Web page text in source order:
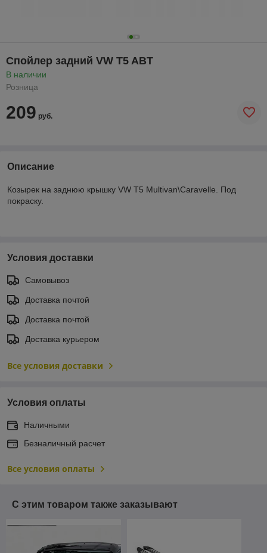
Спойлер задний VW T5 ABT
В наличии
Розница
209 руб.
Описание
Козырек на заднюю крышку VW T5 Multivan\Caravelle. Под
покраску.
Условия доставки
Самовывоз
Доставка почтой
Доставка почтой
Доставка курьером
Все условия доставки
Условия оплаты
Наличными
Безналичный расчет
Все условия оплаты
С этим товаром также заказывают